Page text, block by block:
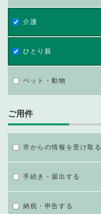
介護
ひとり親
ペット・動物
ご用件
市からの情報を受け取る
手続き・届出する
納税・申告する